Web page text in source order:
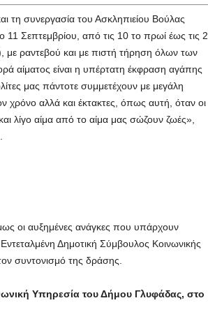
τη συνεργασία του Ασκληπιείου Βούλας
11 Σεπτεμβρίου, από τις 10 το πρωί έως τις 2
με ραντεβού και με πιστή τήρηση όλων των
αίματος είναι η υπέρτατη έκφραση αγάπης
μας πάντοτε συμμετέχουν με μεγάλη
χρόνο αλλά και έκτακτες, όπως αυτή, όταν οι
λίγο αίμα από το αίμα μας σώζουν ζωές»,
οι αυξημένες ανάγκες που υπάρχουν
Δημοτική Σύμβουλος Κοινωνικής
συντονισμό της δράσης.
Υπηρεσία του Δήμου Γλυφάδας, στο